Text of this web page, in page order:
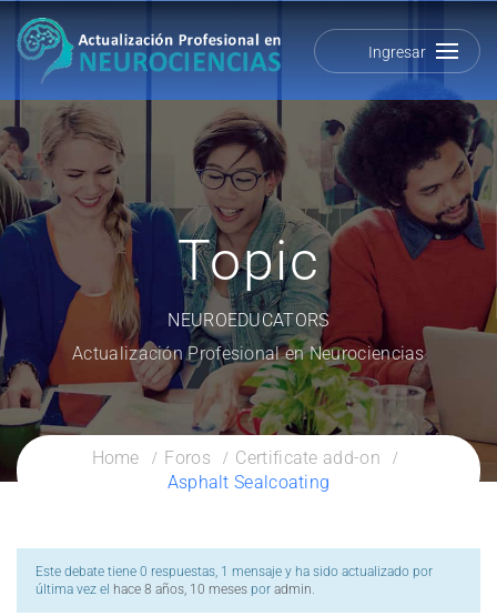
Ingresar
Topic
NEUROEDUCATORS
Actualización Profesional en Neurociencias
Home Foros
Certificate add-on
Asphalt Sealcoating
Este debate tiene 0 respuestas, 1 mensaje y ha sido actualizado por
última vez el hace 8 años, 10 meses por admin.